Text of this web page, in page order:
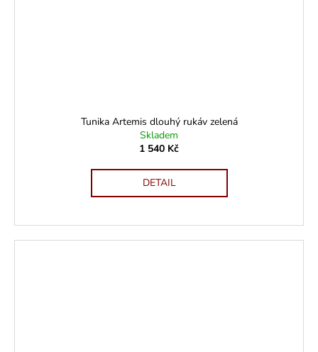
Tunika Artemis dlouhý rukáv zelená
Skladem
1 540 Kč
DETAIL